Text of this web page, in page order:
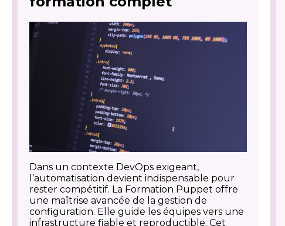
Dans un contexte DevOps exigeant,
l’automatisation devient indispensable pour
rester compétitif. La Formation Puppet offre
une maîtrise avancée de la gestion de
configuration. Elle guide les équipes vers une
infrastructure fiable et reproductible. Cet